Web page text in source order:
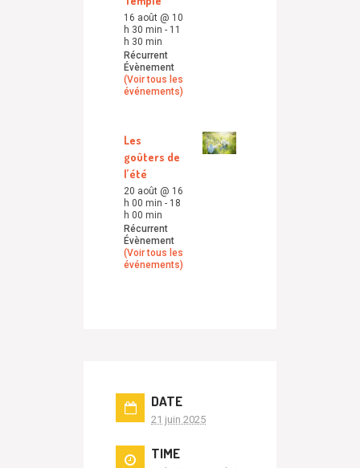
16 août @ 10
h 30 min - 11
h 30 min
Récurrent
Évènement
(Voir tous les
événements)
Les
goûters de
l’été
20 août @ 16
h 00 min - 18
h 00 min
Récurrent
Évènement
(Voir tous les
événements)
DATE
21 juin 2025
TIME